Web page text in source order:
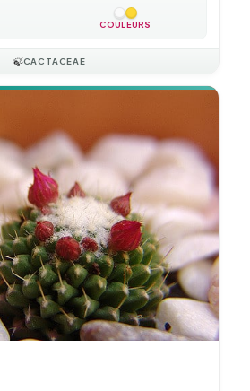
COULEURS
🍃CACTACEAE